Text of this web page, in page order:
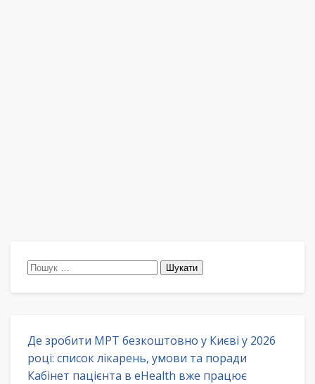
Пошук:
Де зробити МРТ безкоштовно у Києві у 2026
році: список лікарень, умови та поради
Кабінет пацієнта в eHealth вже працює